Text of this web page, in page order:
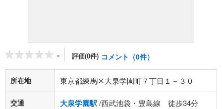
- 評価(0件) コメント（0件）
所在地 東京都練馬区大泉学園町７丁目１－３０
交通 大泉学園駅/西武池袋・豊島線 徒歩34分